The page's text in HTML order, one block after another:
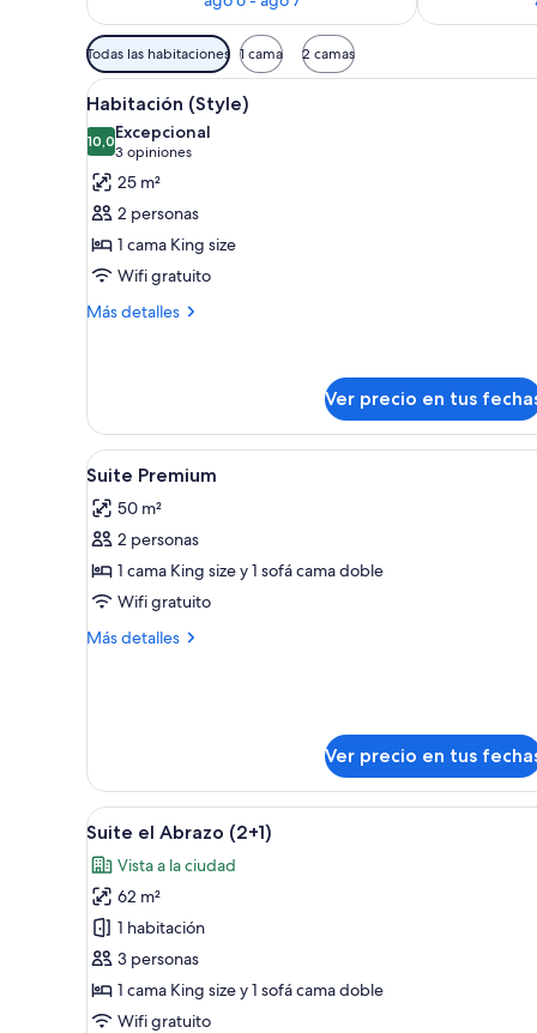
Filtros
disponibles
para
las
habitaciones
Todas las habitaciones 1 cama 2 camas
Ver
todas
las
fotos
de
Habitación
(Style)
Habitación de hotel con
10
Habitación (Style)
10,010,0 de 10
Excepcional
3 opiniones
(3
opiniones)
25 m²
2 personas
1 cama King size
Wifi gratuito
Más detalles
Más
Ver precio en tus
Ver
todas
las
fotos
de
Suite
Premium
Un cuarto de hotel con una
11
Suite Premium
50 m²
2 personas
1 cama King size y 1 sofá cama doble
Wifi gratuito
Más detalles
Más
Ver precio en tus
Ver
todas
las
fotos
de
Suite
el
Abrazo
Una terraza en la azotea con
13
Suite el Abrazo (2+1)
Vista a la ciudad
62 m²
1 habitación
3 personas
1 cama King size y 1 sofá cama doble
Wifi gratuito